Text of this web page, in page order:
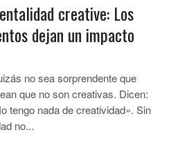
creative: Los
dejan un impacto
no sea sorprendente que
que no son creativas. Dicen:
tengo nada de creatividad». Sin
no...